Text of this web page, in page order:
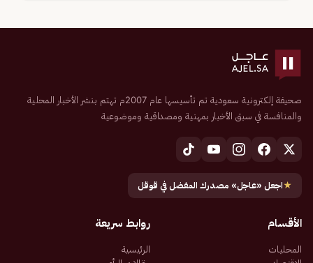
صحيفة إلكترونية سعودية تم تأسيسها عام 2007م تهتم بنشر الأخبار المحلية
والمنافسة في سبق الأخبار بمهنية ومصداقية وموضوعية
★اجعل «عاجل» مصدرك المفضل في قوقل
الأقسام
المحليات
روابط سريعة
الرئيسية